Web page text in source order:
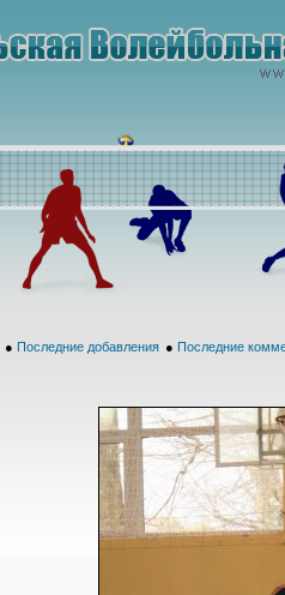
● Последние добавления ● Последние